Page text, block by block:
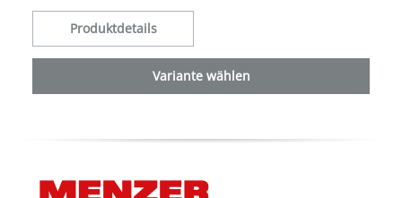
Produktdetails
Variante wählen